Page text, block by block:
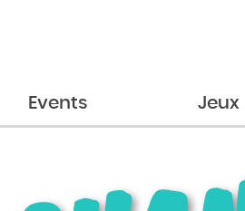
Events Jeux